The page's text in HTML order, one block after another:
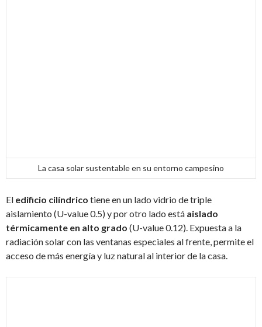
La casa solar sustentable en su entorno campesino
El edificio cilíndrico tiene en un lado vidrio de triple
aislamiento (U-value 0.5) y por otro lado está aislado
térmicamente en alto grado (U-value 0.12). Expuesta a la
radiación solar con las ventanas especiales al frente, permite el
acceso de más energía y luz natural al interior de la casa.